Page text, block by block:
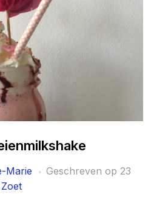
Marie Geschreven op 23
Zoet